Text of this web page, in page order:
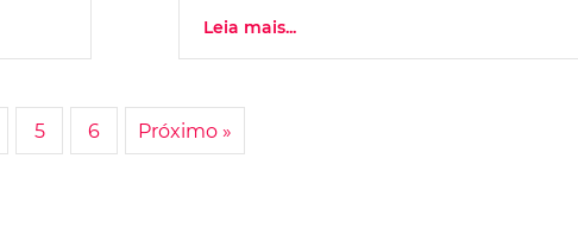
Leia mais...
5 6 Próximo »